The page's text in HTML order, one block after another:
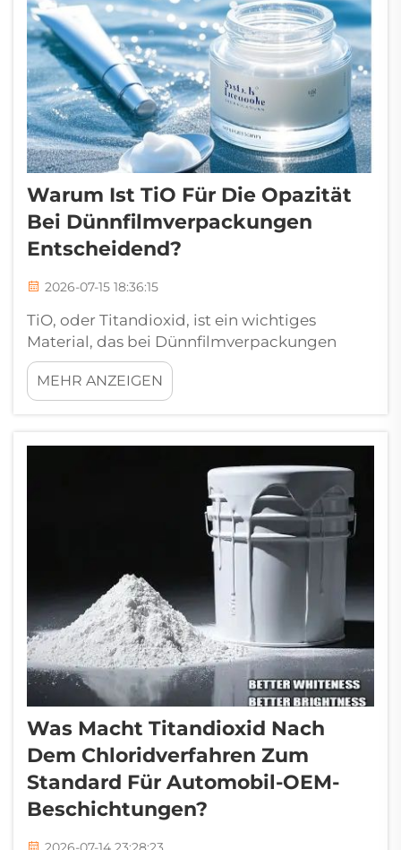
Warum Ist TiO Für Die Opazität
Bei Dünnfilmverpackungen
Entscheidend?
2026-07-15 18:36:15
TiO, oder Titandioxid, ist ein wichtiges
Material, das bei Dünnfilmverpackungen
eingesetzt wird. Diese Verpackungen werden
für zahlreiche Produkte verwendet,
beispielsweise Lebensmittel,
Opazität beschreibt, wie viel Licht ein
Material durchlässt. Wenn TiO zu Dünnf...
MEHR ANZEIGEN
Was Macht Titandioxid Nach
Dem Chloridverfahren Zum
Standard Für Automobil-OEM-
Beschichtungen?